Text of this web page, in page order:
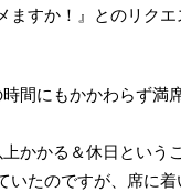
ますか！』とのリク
間にもかかわらず満
かかる＆休日という
いたのですが、席に